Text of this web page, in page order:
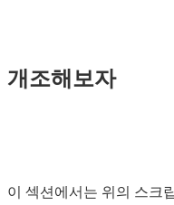
개조해보자
이 섹션에서는 위의 스크